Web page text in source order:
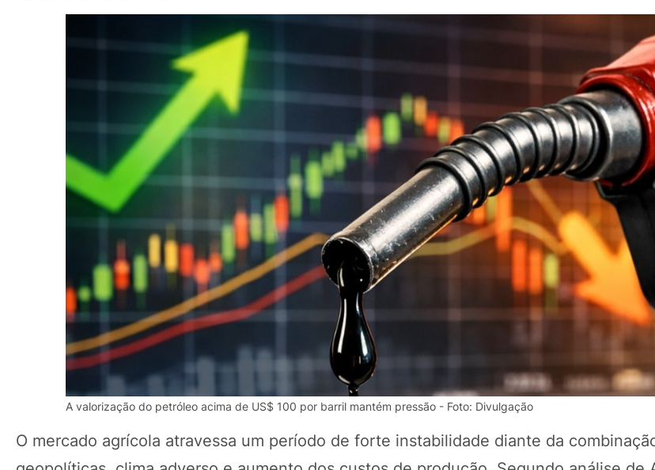
A valorização do petróleo acima de US$ 100 por barril mantém pressão - Foto: Divulgação
O mercado agrícola atravessa um período de forte instabilidade diante da